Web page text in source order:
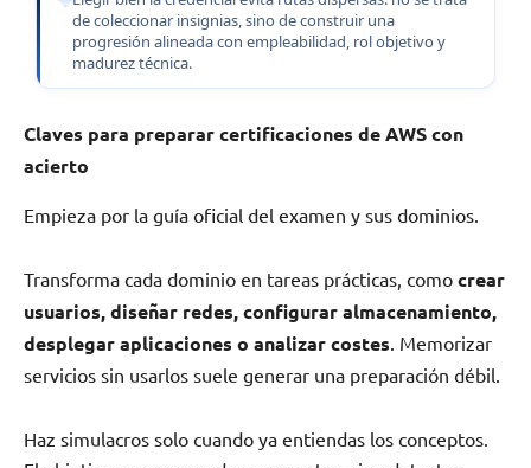
de coleccionar insignias, sino de construir una
progresión alineada con empleabilidad, rol objetivo y
madurez técnica.
Claves para preparar certificaciones de AWS con
acierto
Empieza por la guía oficial del examen y sus dominios.
Transforma cada dominio en tareas prácticas, como crear
usuarios, diseñar redes, configurar almacenamiento,
desplegar aplicaciones o analizar costes. Memorizar
servicios sin usarlos suele generar una preparación débil.
Haz simulacros solo cuando ya entiendas los conceptos.